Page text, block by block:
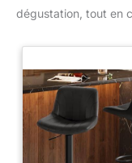
dégustation, tout en